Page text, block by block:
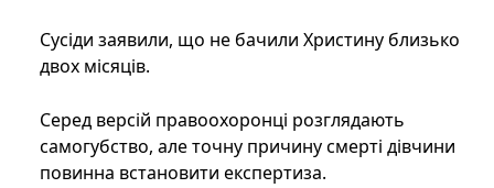
Сусіди заявили, що не бачили Христину близько
двох місяців.
Серед версій правоохоронці розглядають
самогубство, але точну причину смерті дівчини
повинна встановити експертиза.